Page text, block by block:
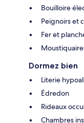
Bouilloire
Peignoirs et
Fer et
Dormez bien
Literie
Édredon
Rideaux
Chambres